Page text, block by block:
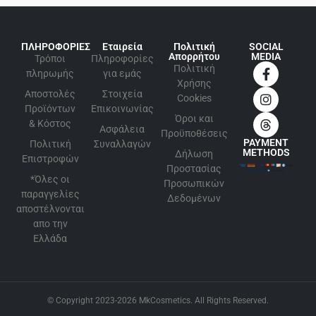
ΠΛΗΡΟΦΟΡΙΕΣ
Τρόποι
πληρωμής
Αποστολές
Προϊόντων
& Κόστος
Πολιτική
Επιστροφών
*Όλες οι
παραγγελίες
αποστέλνονται
απο την
Ελλάδα
Εταιρεία
Πληροφορίες
για εμάς
Στοιχεία
Επικοινωνίας
Ασφάλεια
Συναλλαγών
Πολιτική
Απορρήτου
Πολιτική
Xρήσης
Cookies
Όροι και
Προϋποθέσεις
Δήλωση
Προστασίας
Προσωπικών
Δεδομένων
SOCIAL
MEDIA
PAYMENT
METHODS
© Copyright 2023-2026 MkCosmetics. All Rights Reserved.